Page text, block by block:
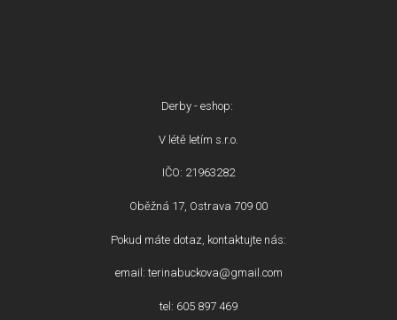
Derby - eshop:
V létě letím s.r.o.
IČO: 21963282
Oběžná 17, Ostrava 709 00
Pokud máte dotaz, kontaktujte nás:
email: terinabuckova@gmail.com
tel: 605 897 469